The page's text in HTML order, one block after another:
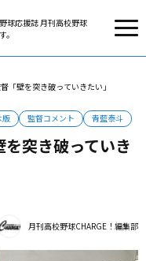
球応援誌 月刊高校野球
。
「壁を突き破っていきたい」
版 監督コメント 青藍泰斗
突き破っていき
月刊高校野球CHARGE！編集部